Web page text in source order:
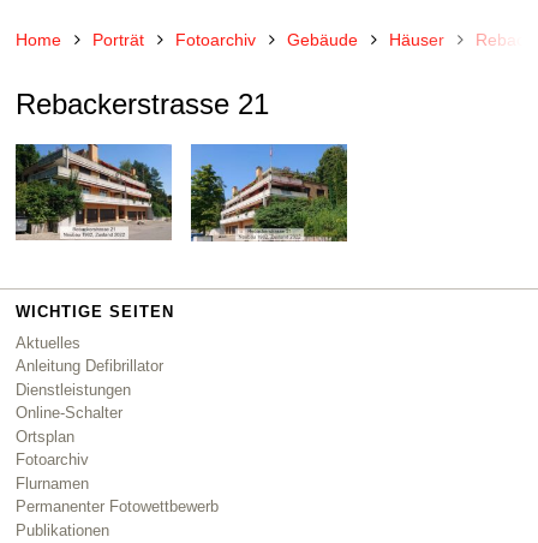
Home Porträt Fotoarchiv Gebäude Häuser
Rebackerstrasse 21
WICHTIGE SEITEN
Aktuelles
Anleitung Defibrillator
Dienstleistungen
Online-Schalter
Ortsplan
Fotoarchiv
Flurnamen
Permanenter Fotowettbewerb
Publikationen